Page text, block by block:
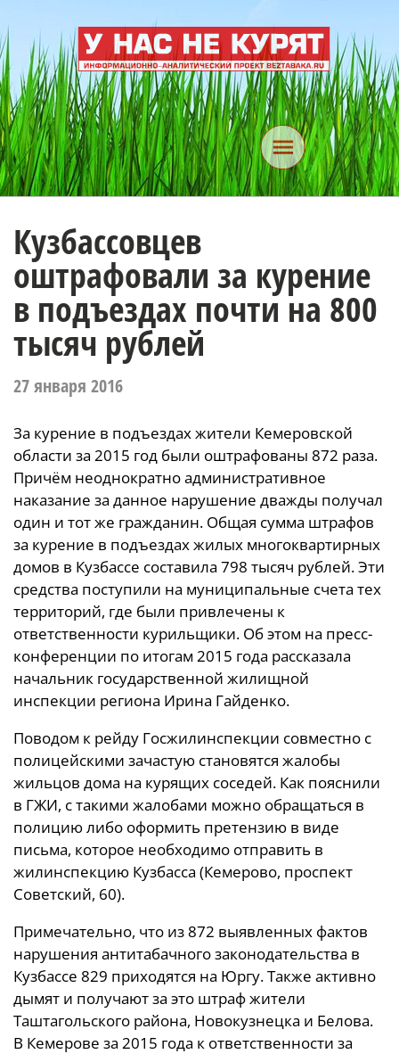
Кузбассовцев
оштрафовали за курение
в подъездах почти на 800
тысяч рублей
27 января 2016
За курение в подъездах жители Кемеровской
области за 2015 год были оштрафованы 872 раза.
Причём неоднократно административное
наказание за данное нарушение дважды получал
один и тот же гражданин. Общая сумма штрафов
за курение в подъездах жилых многоквартирных
домов в Кузбассе составила 798 тысяч рублей. Эти
средства поступили на муниципальные счета тех
территорий, где были привлечены к
ответственности курильщики. Об этом на пресс-
конференции по итогам 2015 года рассказала
начальник государственной жилищной
инспекции региона Ирина Гайденко.
Поводом к рейду Госжилинспекции совместно с
полицейскими зачастую становятся жалобы
жильцов дома на курящих соседей. Как пояснили
в ГЖИ, с такими жалобами можно обращаться в
полицию либо оформить претензию в виде
письма, которое необходимо отправить в
жилинспекцию Кузбасса (Кемерово, проспект
Советский, 60).
Примечательно, что из 872 выявленных фактов
нарушения антитабачного законодательства в
Кузбассе 829 приходятся на Юргу. Также активно
дымят и получают за это штраф жители
Таштагольского района, Новокузнецка и Белова.
В Кемерове за 2015 года к ответственности за